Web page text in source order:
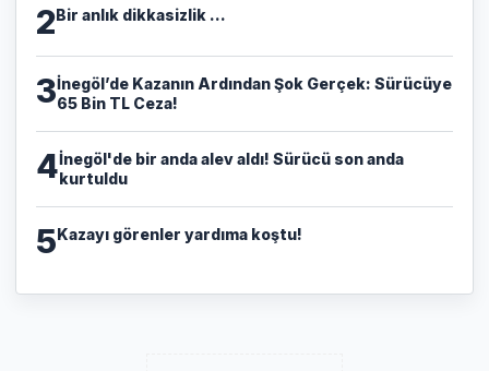
2Bir anlık dikkasizlik ...
3​İnegöl’de Kazanın Ardından Şok Gerçek: Sürücüye
65 Bin TL Ceza!
4İnegöl'de bir anda alev aldı! Sürücü son anda
kurtuldu
5Kazayı görenler yardıma koştu!